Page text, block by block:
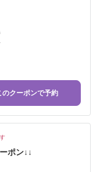
のクーポンで予約
ポン↓↓